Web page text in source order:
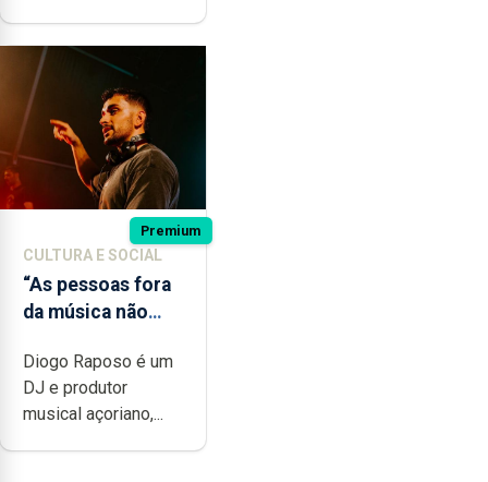
Premium
CULTURA E SOCIAL
“As pessoas fora
da música não
quão difícil é
produzir uma
música”
Diogo Raposo é um
DJ e produtor
musical açoriano,...